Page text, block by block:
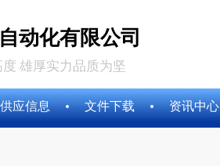
动化有限公司
雄厚实力品质为坚
供应信息 文件下载 资讯中心